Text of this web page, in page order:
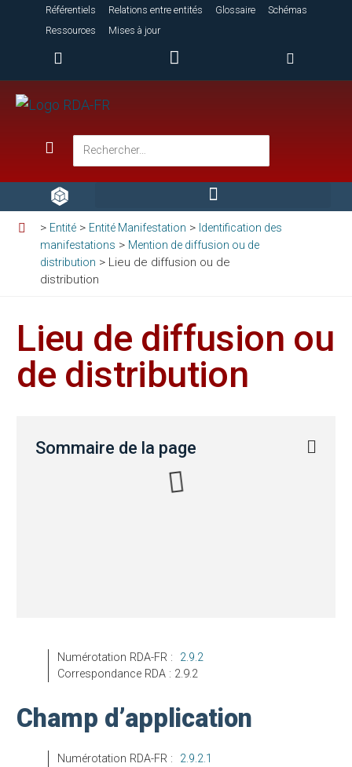
Référentiels Relations entre entités Glossaire
Schémas
Ressources
Mises à jour
Entité > Entité Manifestation > Identification des
manifestations > Mention de diffusion ou de
distribution > Lieu de diffusion ou de
distribution
Lieu de diffusion ou
de distribution
Sommaire de la page
Numérotation RDA-FR : 2.9.2
Correspondance RDA : 2.9.2
Champ d’application
Numérotation RDA-FR : 2.9.2.1